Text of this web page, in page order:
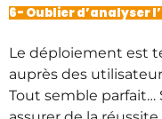
6- Oublier d’analyser
Le déploiement est
auprès des
Tout semble parfait…